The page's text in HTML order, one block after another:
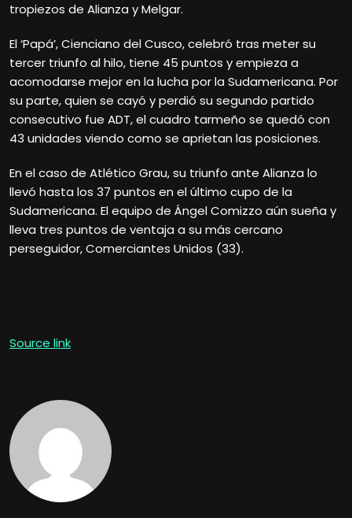
tropiezos de Alianza y Melgar.
El ‘Papá’, Cienciano del Cusco, celebró tras meter su
tercer triunfo al hilo, tiene 45 puntos y empieza a
acomodarse mejor en la lucha por la Sudamericana. Por
su parte, quien se cayó y perdió su segundo partido
consecutivo fue ADT, el cuadro tarmeño se quedó con
43 unidades viendo como se aprietan las posiciones.
En el caso de Atlético Grau, su triunfo ante Alianza lo
llevó hasta los 37 puntos en el último cupo de la
Sudamericana. El equipo de Ángel Comizzo aún sueña y
lleva tres puntos de ventaja a su más cercano
perseguidor, Comerciantes Unidos (33).
Source link